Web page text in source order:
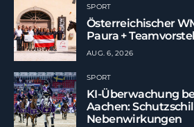
SPORT
Österreichischer
Paura +
AUG. 6, 2026
SPORT
KI-Überwachung
Aachen:
Nebenwirkungen